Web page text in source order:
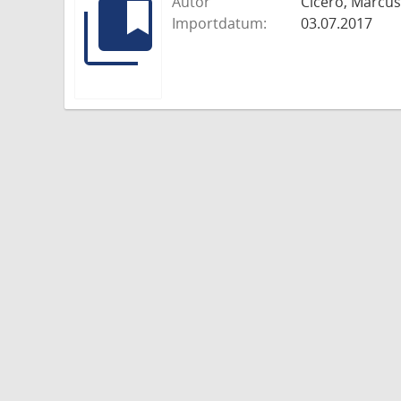
Importdatum:
03.07.2017